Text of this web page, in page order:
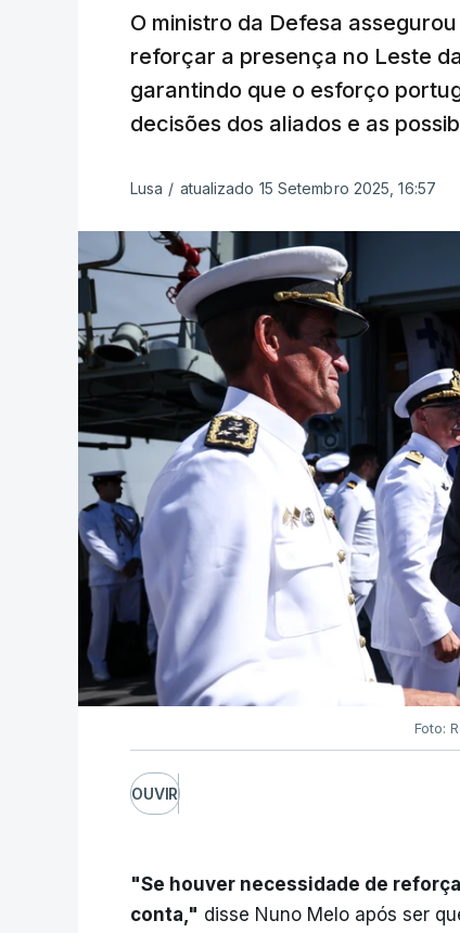
O ministro da Defesa
reforçar a presença no Leste
garantindo que o esforço
decisões dos aliados e as
Lusa / atualizado 15 Setembro 2025, 16:57
Foto:
OUVIR
"Se houver necessidade de
conta," disse Nuno Melo após ser